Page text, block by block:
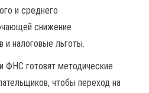
и среднего
снижение
и налоговые льготы.
готовят методические
чтобы переход на